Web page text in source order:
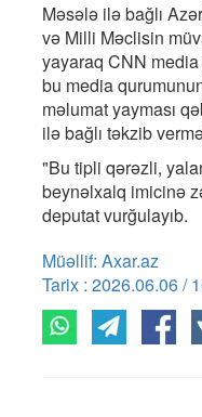
Məsələ ilə bağlı
və Milli Məclisin
yayaraq CNN
bu media
məlumat yayması
ilə bağlı təkzib
"Bu tipli qərəzli,
beynəlxalq imicinə
deputat vurğulayıb.
Müəllif: Axar.az
Tarix : 2026.06.06 /